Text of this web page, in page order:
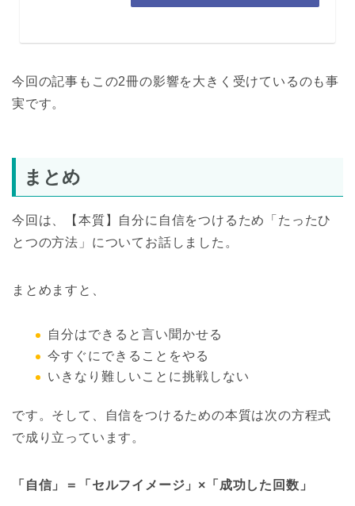
今回の記事もこの2冊の影響を大きく受けているのも事
実です。
まとめ
今回は、【本質】自分に自信をつけるため「たったひ
とつの方法」についてお話しました。
まとめますと、
自分はできると言い聞かせる
今すぐにできることをやる
いきなり難しいことに挑戦しない
です。そして、自信をつけるための本質は次の方程式
で成り立っています。
「自信」＝「セルフイメージ」×「成功した回数」